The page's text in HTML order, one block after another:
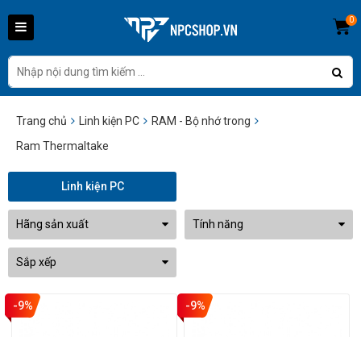
0
Trang chủ Linh kiện PC
RAM - Bộ nhớ trong
Ram Thermaltake
Linh kiện PC
Hãng sản xuất Tính năng
Sắp xếp
-9% -9%